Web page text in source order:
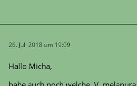
26. Juli 2018 um 19:09
Hallo Micha,